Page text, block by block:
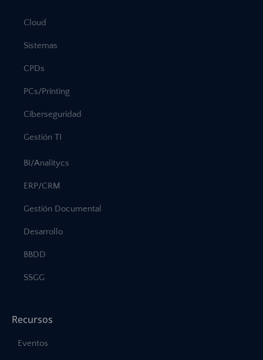
Cloud
Sistemas
CPDs
PCs/Printing
Ciberseguridad
Gestión TI
BI/Analitycs
ERP/CRM
Gestión Documental
Desarrollo
BBDD
SSGG
Recursos
Eventos